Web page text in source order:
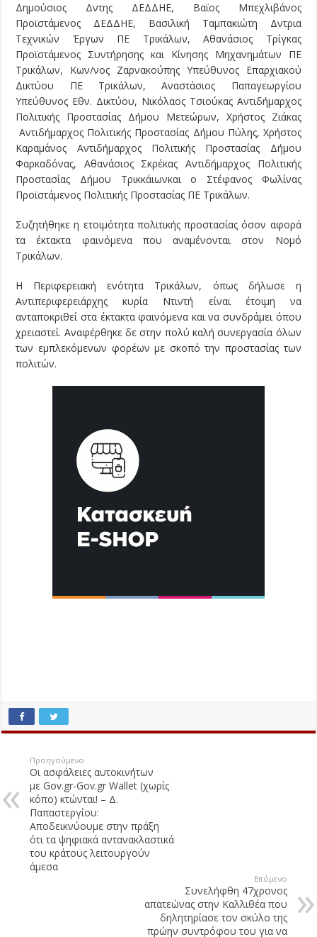
Δημούσιος Δντης ΔΕΔΔΗΕ, Βαϊος Μπεχλιβάνος
Προϊστάμενος ΔΕΔΔΗΕ, Βασιλική Ταμπακιώτη Δντρια
Τεχνικών Έργων ΠΕ Τρικάλων, Αθανάσιος Τρίγκας
Προϊστάμενος Συντήρησης και Κίνησης Μηχανημάτων ΠΕ
Τρικάλων, Κων/νος Ζαρνακούπης Υπεύθυνος Επαρχιακού
Δικτύου ΠΕ Τρικάλων, Αναστάσιος Παπαγεωργίου
Υπεύθυνος Εθν. Δικτύου, Νικόλαος Τσιούκας Αντιδήμαρχος
Πολιτικής Προστασίας Δήμου Μετεώρων, Χρήστος Ζιάκας
Αντιδήμαρχος Πολιτικής Προστασίας Δήμου Πύλης, Χρήστος
Καραμάνος Αντιδήμαρχος Πολιτικής Προστασίας Δήμου
Φαρκαδόνας, Αθανάσιος Σκρέκας Αντιδήμαρχος Πολιτικής
Προστασίας Δήμου Τρικκάιωνκαι ο Στέφανος Φωλίνας
Προϊστάμενος Πολιτικής Προστασίας ΠΕ Τρικάλων.
Συζητήθηκε η ετοιμότητα πολιτικής προστασίας όσον αφορά
τα έκτακτα φαινόμενα που αναμένονται στον Νομό
Τρικάλων.
Η Περιφερειακή ενότητα Τρικάλων, όπως δήλωσε η
Αντιπεριφερειάρχης κυρία Ντιντή είναι έτοιμη να
ανταποκριθεί στα έκτακτα φαινόμενα και να συνδράμει όπου
χρειαστεί. Αναφέρθηκε δε στην πολύ καλή συνεργασία όλων
των εμπλεκόμενων φορέων με σκοπό την προστασίας των
πολιτών.
Προηγούμενο
Οι ασφάλειες αυτοκινήτων
με Gov.gr-Gov.gr Wallet (χωρίς
κόπο) κτώνται! – Δ.
Παπαστεργίου:
Αποδεικνύουμε στην πράξη
ότι τα ψηφιακά αντανακλαστικά
του κράτους λειτουργούν
άμεσα
Επόμενο
Συνελήφθη 47χρονος
απατεώνας στην Καλλιθέα που
δηλητηρίασε τον σκύλο της
πρώην συντρόφου του για να